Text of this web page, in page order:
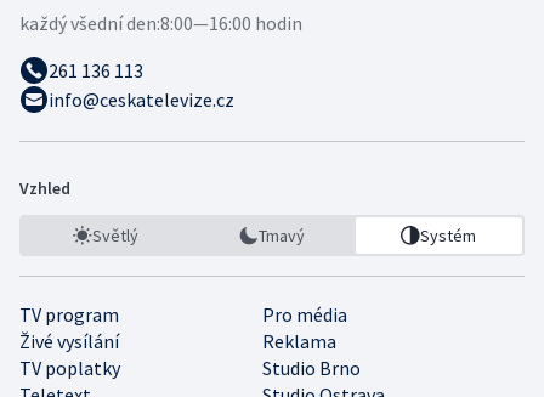
každý všední den:8:00—16:00 hodin
261 136 113
info@ceskatelevize.cz
Vzhled
Světlý Tmavý Systém
TV program
Pro média
Živé vysílání
Reklama
TV poplatky
Studio Brno